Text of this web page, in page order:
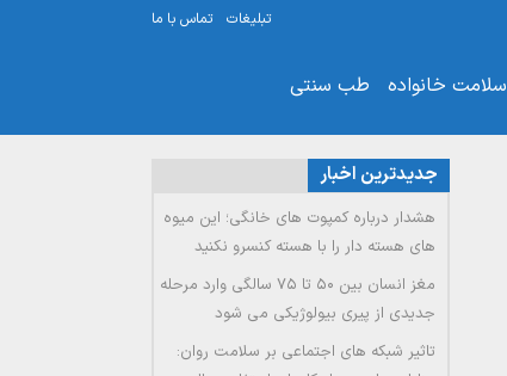
تبلیغات تماس با ما
سلامت خانواده طب سنتی
جدیدترین اخبار
هشدار درباره کمپوت های خانگی؛ این میوه
های هسته دار را با هسته کنسرو نکنید
مغز انسان بین ۵۰ تا ۷۵ سالگی وارد مرحله
جدیدی از پیری بیولوژیکی می شود
تاثیر شبکه های اجتماعی بر سلامت روان: